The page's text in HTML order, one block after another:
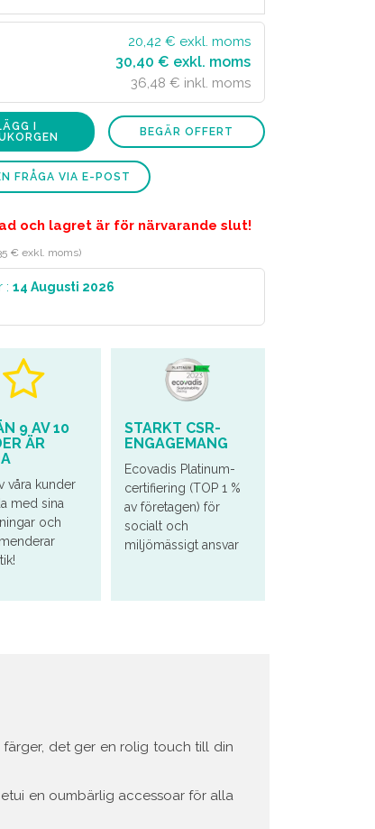
20,42 € exkl. moms
30,40 € exkl. moms
36,48 € inkl. moms
I
BEGÄR OFFERT
FRÅGA VIA E-POST
och lagret är för närvarande slut!
€ exkl. moms)
: 14 Augusti 2026
9 AV 10
ÄR
våra kunder
med sina
och
STARKT CSR-
ENGAGEMANG
Ecovadis Platinum-
certifiering (TOP 1 %
av företagen) för
socialt och
miljömässigt ansvar
det ger en rolig touch till din
en oumbärlig accessoar för alla